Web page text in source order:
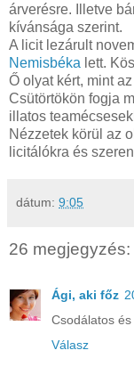
árverésre. Illetve
kívánsága szerint.
A licit lezárult
Nemisbéka lett.
Ő olyat kért, mint
Csütörtökön fogja
illatos
Nézzetek körül az
licitálókra és
dátum: 9:05
26 megjegyzés:
Ági, aki főz
Csodálatos
Válasz